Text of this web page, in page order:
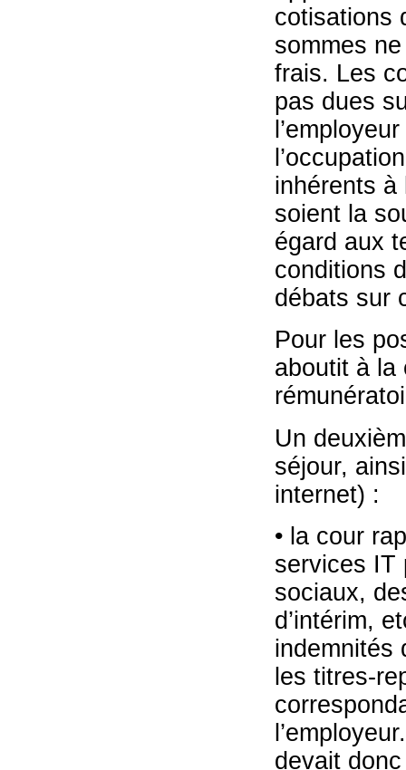
cotisations
sommes
frais. Les
pas dues
inhérents à
soient la
égard aux
conditions
débats sur
Pour les
aboutit à la
Un
séjour,
internet) :
• la cour
services IT
sociaux,
d’intérim,
indemnités
les titres-
devait